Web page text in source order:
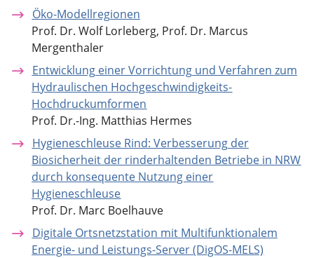
Öko-Modellregionen
Prof. Dr. Wolf Lorleberg, Prof. Dr. Marcus
Mergenthaler
Entwicklung einer Vorrichtung und Verfahren zum
Hydraulischen Hochgeschwindigkeits-
Hochdruckumformen
Prof. Dr.-Ing. Matthias Hermes
Hygieneschleuse Rind: Verbesserung der
Biosicherheit der rinderhaltenden Betriebe in NRW
durch konsequente Nutzung einer
Hygieneschleuse
Prof. Dr. Marc Boelhauve
Digitale Ortsnetzstation mit Multifunktionalem
Energie- und Leistungs-Server (DigOS-MELS)